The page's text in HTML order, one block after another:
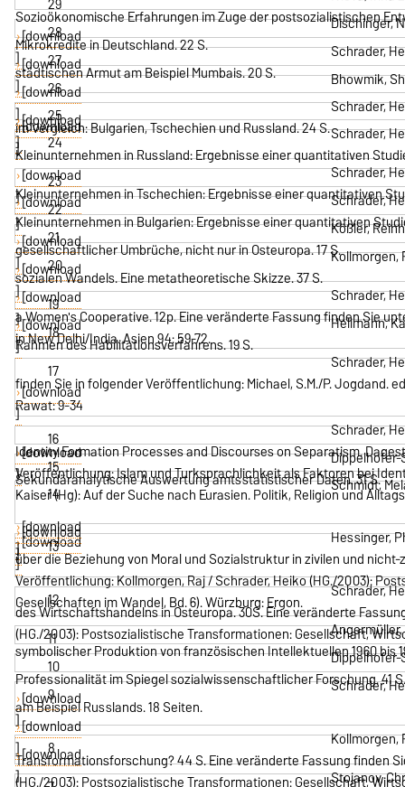
[download
]
Sozioökonomische Erfahrungen im Zuge der postsozialistischen
[download
]
29
Dischinger,
Mikrokredite in Deutschland. 22 S.
[download
]
28
Schrader,
städtischen Armut am Beispiel Mumbais. 20 S.
[download
]
27
Bhowmik,
[download
]
26
Schrader,
im Vergleich: Bulgarien, Tschechien und Russland. 24 S.
[download
]
25
Schrader,
Kleinunternehmen in Russland: Ergebnisse einer quantitativen
[download
]
24
Schrader,
Kleinunternehmen in Tschechien: Ergebnisse einer quantitativen
[download
]
23
Schrader,
Kleinunternehmen in Bulgarien: Ergebnisse einer quantitativen
[download
]
22
Kößler,
gesellschaftlicher Umbrüche, nicht nur in Osteuropa. 17 S.
[download
]
21
Kollmorgen,
sozialen Wandels. Eine metatheoretische Skizze. 37 S.
[download
]
20
Schrader,
a Women's Cooperative. 12p. Eine veränderte Fassung finden Sie
in New Delhi/India. Asien 94: 59-72.
19
Hellmann,
Rahmen des Habilitationsverfahrens. 19 S.
[download
]
18
Schrader,
finden Sie in folgender Veröffentlichung: Michael, S.M./P. Jogdand.
Rawat: 9-34
[download
]
17
Schrader,
Identity Formation Processes and Discourses on Separatism.
Veröffentlichung: Islam und Turksprachlichkeit als Faktoren bei
Kaiser (Hg): Auf der Suche nach Eurasien. Politik, Religion und
[download
]
16
Sekundäranalytische Auswertung amtsstatistischer Daten. 31 S.
[download
]
15
Schmidt,
[download
]
14
Hessinger,
über die Beziehung von Moral und Sozialstruktur in zivilen und
Veröffentlichung: Kollmorgen, Raj / Schrader, Heiko (HG./2003):
Gesellschaften im Wandel, Bd. 6). Würzburg: Ergon.
13
Schrader,
des Wirtschaftshandelns in Osteuropa. 30S. Eine veränderte
(HG./2003):Postsozialistische Transformationen: Gesellschaft,
12
symbolischer Produktion von französischen Intellektuellen 1960 bis
[download
]
11
Dippelhofer-
Professionalität im Spiegel sozialwissenschaftlicher Forschung. 41
[download
]
10
Schrader,
am Beispiel Russlands. 18 Seiten.
[download
]
9
Kollmorgen,
Transformationsforschung? 44 S. Eine veränderte Fassung finden
(HG./2003):Postsozialistische Transformationen: Gesellschaft,
8
Stojanov,